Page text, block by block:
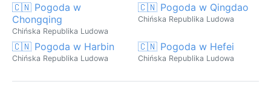
🇨🇳 Pogoda w
Chongqing
Chińska Republika Ludowa
🇨🇳 Pogoda w Qingdao
Chińska Republika Ludowa
🇨🇳 Pogoda w Harbin
Chińska Republika Ludowa
🇨🇳 Pogoda w Hefei
Chińska Republika Ludowa